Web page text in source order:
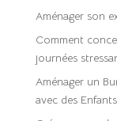
Aménager son
Comment
journées
Aménager un
avec des Enfants